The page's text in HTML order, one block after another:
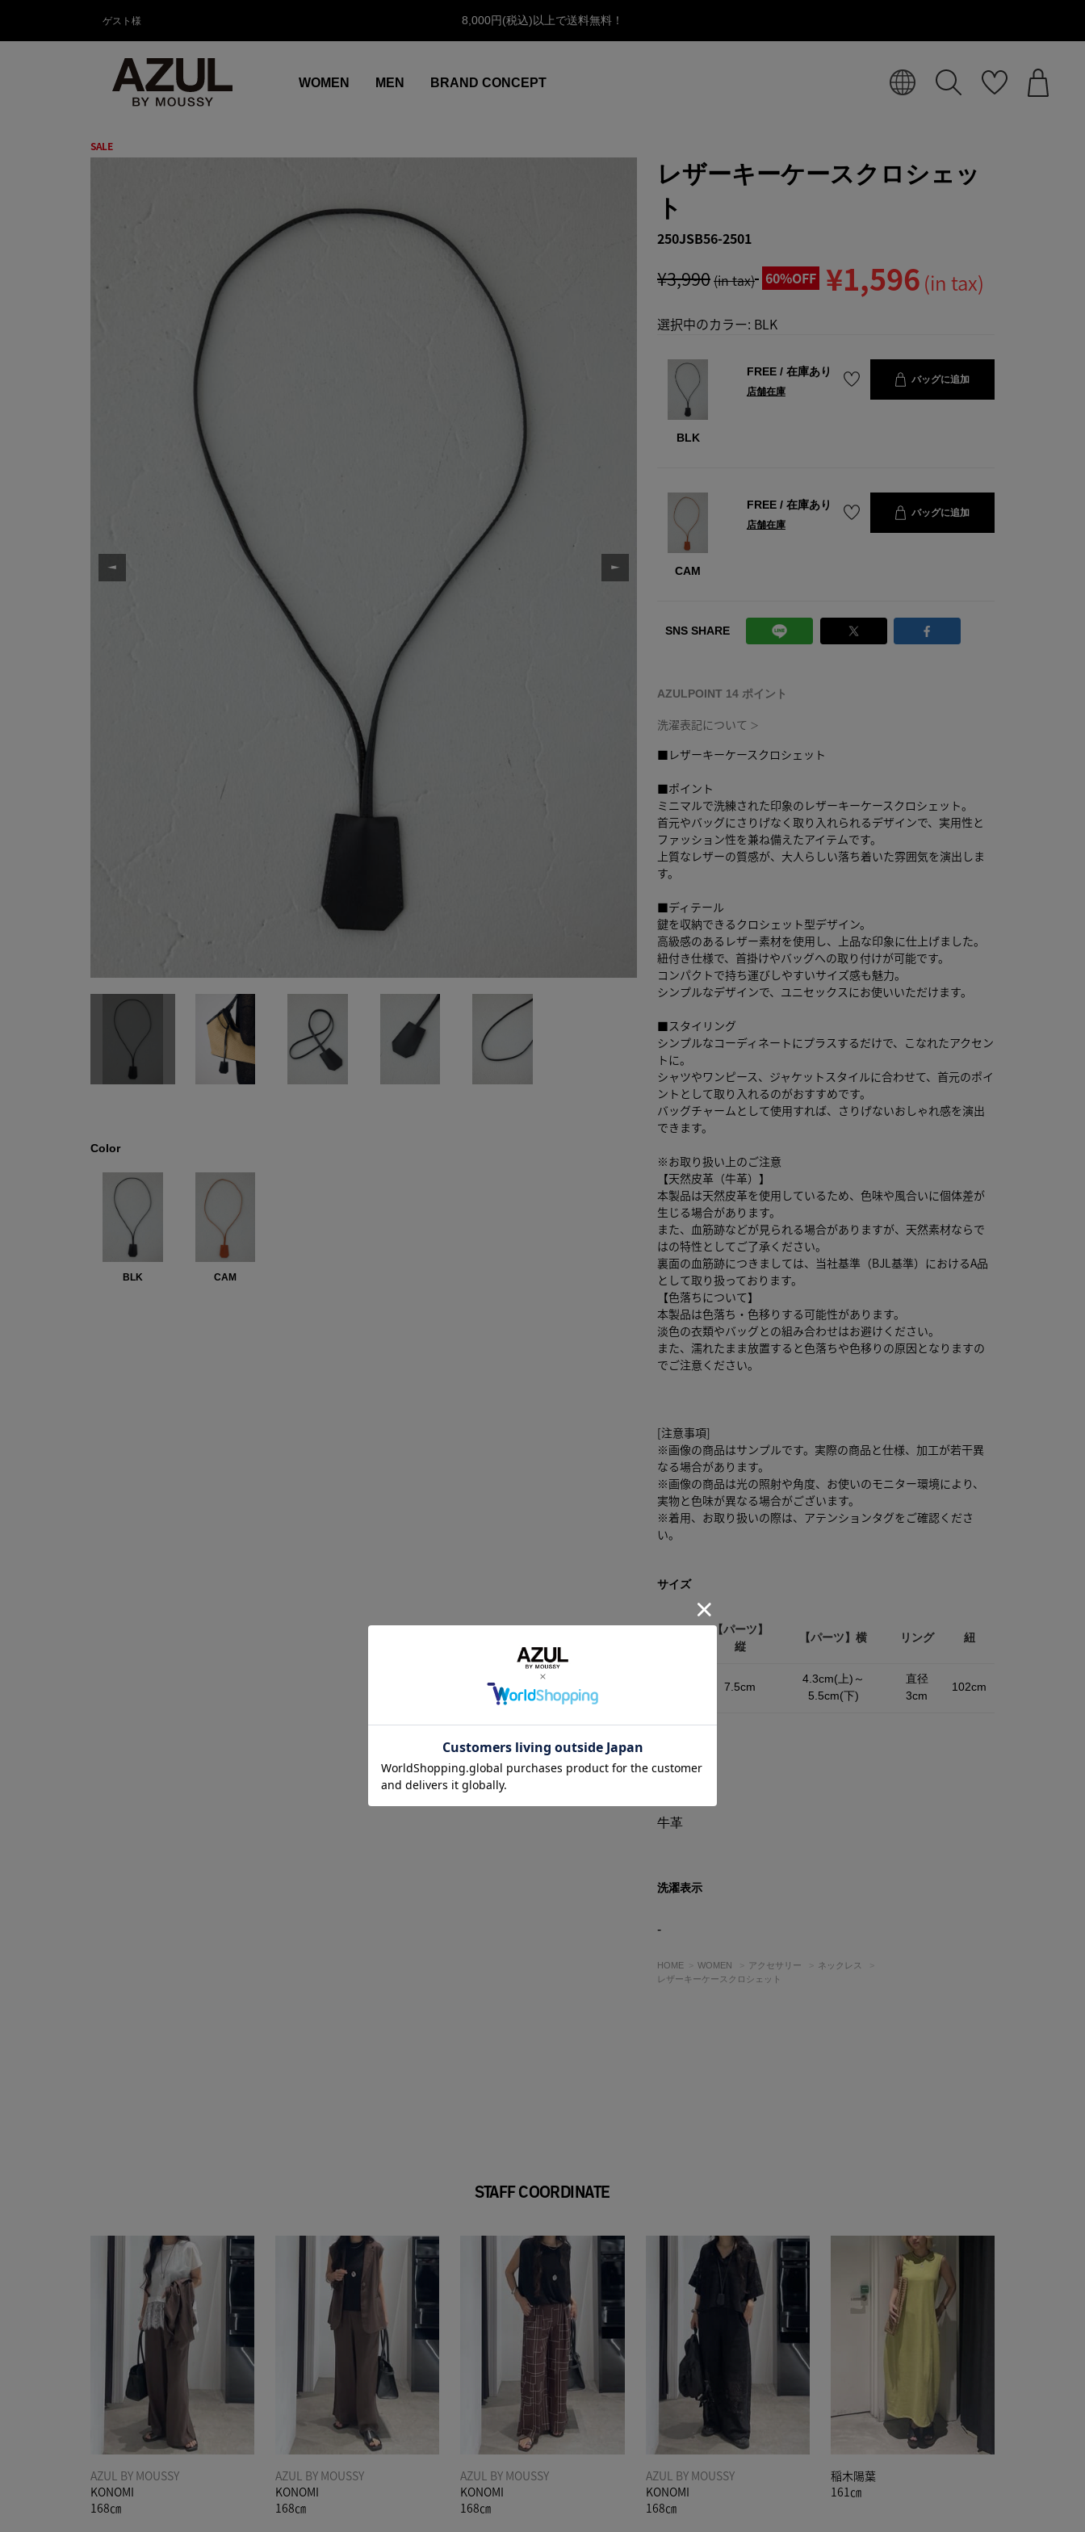
ゲスト様 8,000円(税込)以上で送料無料！
WOMEN MEN BRAND CONCEPT
SALE
Color
BLK CAM
レザーキーケースクロシェッ
ト
250JSB56-2501
¥3,990(in tax) 60%OFF ¥1,596 (in tax)
選択中のカラー: BLK
BLK
FREE/ 在庫あり
店舗在庫
バッグに追加
CAM
FREE/ 在庫あり
店舗在庫
バッグに追加
SNS SHARE
AZULPOINT 14 ポイント
洗濯表記について ＞
■レザーキーケースクロシェット
■ポイント
ミニマルで洗練された印象のレザーキーケースクロシェット。
首元やバッグにさりげなく取り入れられるデザインで、実用性と
ファッション性を兼ね備えたアイテムです。
上質なレザーの質感が、大人らしい落ち着いた雰囲気を演出しま
す。
■ディテール
鍵を収納できるクロシェット型デザイン。
高級感のあるレザー素材を使用し、上品な印象に仕上げました。
紐付き仕様で、首掛けやバッグへの取り付けが可能です。
コンパクトで持ち運びしやすいサイズ感も魅力。
シンプルなデザインで、ユニセックスにお使いいただけます。
■スタイリング
シンプルなコーディネートにプラスするだけで、こなれたアクセン
トに。
シャツやワンピース、ジャケットスタイルに合わせて、首元のポイ
ントとして取り入れるのがおすすめです。
バッグチャームとして使用すれば、さりげないおしゃれ感を演出
できます。
※お取り扱い上のご注意
【天然皮革（牛革）】
本製品は天然皮革を使用しているため、色味や風合いに個体差が
生じる場合があります。
また、血筋跡などが見られる場合がありますが、天然素材ならで
はの特性としてご了承ください。
裏面の血筋跡につきましては、当社基準（BJL基準）におけるA品
として取り扱っております。
【色落ちについて】
本製品は色落ち・色移りする可能性があります。
淡色の衣類やバッグとの組み合わせはお避けください。
また、濡れたまま放置すると色落ちや色移りの原因となりますの
でご注意ください。
[注意事項]
※画像の商品はサンプルです。実際の商品と仕様、加工が若干異
なる場合があります。
※画像の商品は光の照射や角度、お使いのモニター環境により、
実物と色味が異なる場合がございます。
※着用、お取り扱いの際は、アテンションタグをご確認くださ
い。
サイズ
【パーツ】
縦
【パーツ】横 リング 紐
7.5cm
4.3cm(上)～
5.5cm(下)
直径
3cm
102cm
牛革
洗濯表示
-
HOME WOMEN アクセサリー
ネックレス
レザーキーケースクロシェット
STAFF COORDINATE
AZUL BY MOUSSY
KONOMI
168㎝
AZUL BY MOUSSY
KONOMI
168㎝
AZUL BY MOUSSY
KONOMI
168㎝
AZUL BY MOUSSY
KONOMI
168㎝
稲木陽葉
161㎝